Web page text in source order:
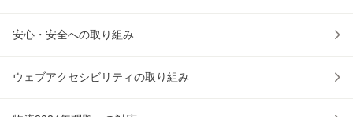
安心・安全への取り組み
ウェブアクセシビリティの取り組み